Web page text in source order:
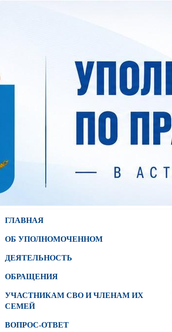
ГЛАВНАЯ
ОБ УПОЛНОМОЧЕННОМ
ДЕЯТЕЛЬНОСТЬ
ОБРАЩЕНИЯ
УЧАСТНИКАМ СВО И ЧЛЕНАМ ИХ
СЕМЕЙ
ВОПРОС-ОТВЕТ